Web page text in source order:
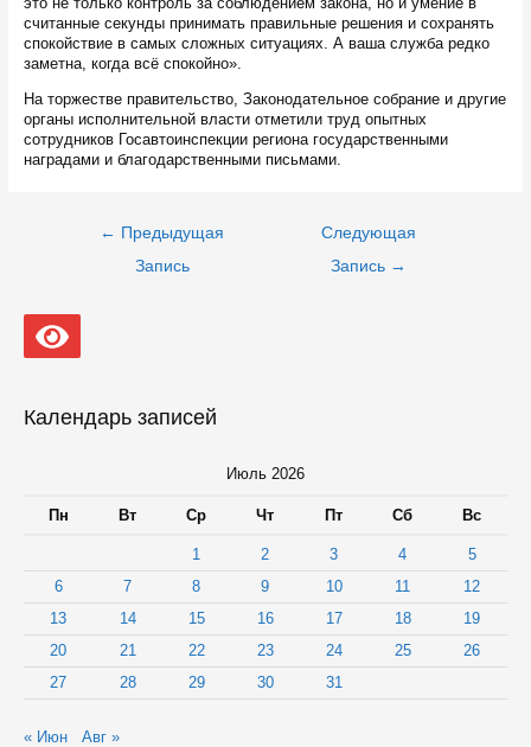
считанные секунды принимать правильные решения и сохранять
спокойствие в самых сложных ситуациях. А ваша служба редко
заметна, когда всё спокойно».
На торжестве правительство, Законодательное собрание и другие
органы исполнительной власти отметили труд опытных
сотрудников Госавтоинспекции региона государственными
наградами и благодарственными письмами.
Навигация
← Предыдущая
Запись
Следующая
Запись →
Календарь записей
Июль 2026
Пн Вт Ср Чт Пт Сб Вс
1 2 3 4
5
6
7 8 9 10 11
12
13
14 15 16 17 18
19
20
21 22 23 24 25
26
27
28 29 30 31
« Июн Авг »